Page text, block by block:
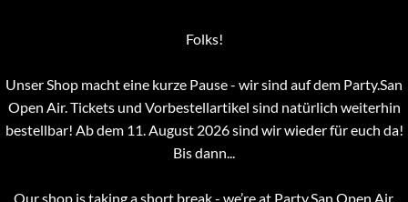
Folks!
Unser Shop macht eine kurze Pause - wir sind auf dem Party.San
Open Air. Tickets und Vorbestellartikel sind natürlich weiterhin
bestellbar! Ab dem 11. August 2026 sind wir wieder für euch da!
Bis dann...
Our shop is taking a short break - we’re at Party.San Open Air.